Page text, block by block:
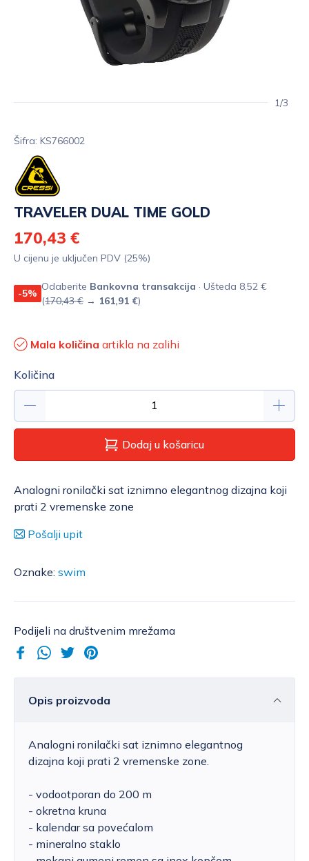
1/3
Šifra: KS766002
TRAVELER DUAL TIME GOLD
170,43 €
U cijenu je uključen PDV (25%)
-5%
Odaberite Bankovna transakcija · Ušteda 8,52 €
(170,43 € → 161,91 €)
Mala količina artikla na zalihi
Količina
Dodaj u košaricu
Analogni ronilački sat iznimno elegantnog dizajna koji
prati 2 vremenske zone
Pošalji upit
Oznake: swim
Podijeli na društvenim mrežama
Opis proizvoda
Analogni ronilački sat iznimno elegantnog
dizajna koji prati 2 vremenske zone.
- vodootporan do 200 m
- okretna kruna
- kalendar sa povećalom
- mineralno staklo